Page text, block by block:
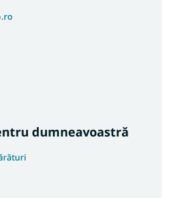
dumneavoastră